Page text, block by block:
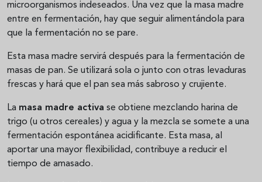
microorganismos indeseados. Una vez que la masa madre
entre en fermentación, hay que seguir alimentándola para
que la fermentación no se pare.
Esta masa madre servirá después para la fermentación de
masas de pan. Se utilizará sola o junto con otras levaduras
frescas y hará que el pan sea más sabroso y crujiente.
La masa madre activa se obtiene mezclando harina de
trigo (u otros cereales) y agua y la mezcla se somete a una
fermentación espontánea acidificante. Esta masa, al
aportar una mayor flexibilidad, contribuye a reducir el
tiempo de amasado.